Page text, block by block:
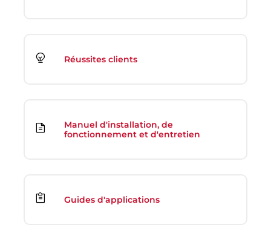
Réussites clients
Manuel d'installation, de
fonctionnement et d'entretien
Guides d'applications